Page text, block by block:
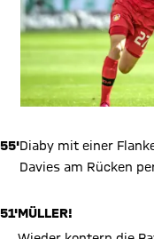
55'Diaby mit einer
Davies am Rücken
51'MÜLLER!